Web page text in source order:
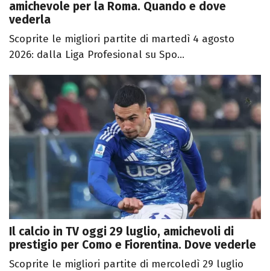
amichevole per la Roma. Quando e dove
vederla
Scoprite le migliori partite di martedì 4 agosto
2026: dalla Liga Profesional su Spo...
Il calcio in TV oggi 29 luglio, amichevoli di
prestigio per Como e Fiorentina. Dove vederle
Scoprite le migliori partite di mercoledì 29 luglio